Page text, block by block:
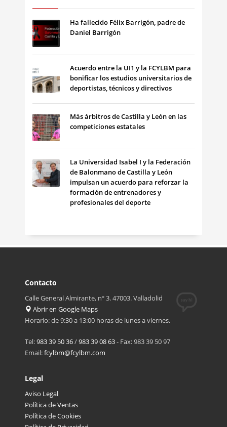
Ha fallecido Félix Barrigón, padre de
Daniel Barrigón
Acuerdo entre la UI1 y la FCYLBM para
bonificar los estudios universitarios de
deportistas, técnicos y directivos
Más árbitros de Castilla y León en las
competiciones estatales
La Universidad Isabel I y la Federación
de Balonmano de Castilla y León
impulsan un acuerdo para reforzar la
formación de entrenadores y
profesionales del deporte
Contacto
Calle General Almirante, nº 3. 47003. Valladolid
Abrir en Google Maps
Horario: de 9:30 a 13:00 horas de lunes a viernes.
Tel:983 39 50 36/983 39 08 63- Fax: 983 39 50 97
Email:fcylbm@fcylbm.com
Legal
Aviso Legal
Política de Ventas
Política de Cookies